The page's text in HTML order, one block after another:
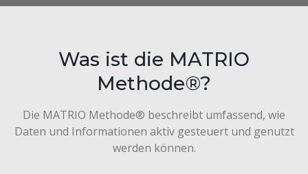
Was ist die MATRIO
Methode®?
Die MATRIO Methode® beschreibt umfassend, wie
Daten und Informationen aktiv gesteuert und genutzt
werden können.